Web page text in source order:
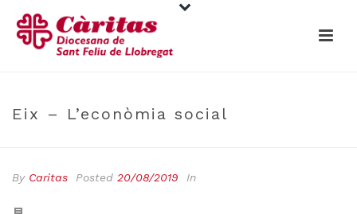
Eix – L’econòmia social
By Caritas Posted 20/08/2019 In